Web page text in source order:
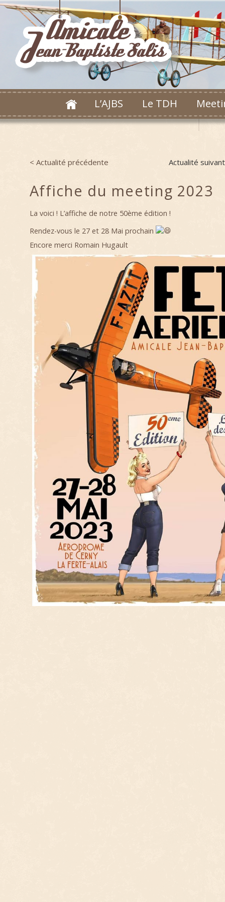
L’AJBS Le TDH
Post navigation
Actualité
< Actualité précédente
Affiche du meeting 2023
La voici ! L’affiche de notre 50ème édition !
Rendez-vous le 27 et 28 Mai prochain
Encore merci Romain Hugault